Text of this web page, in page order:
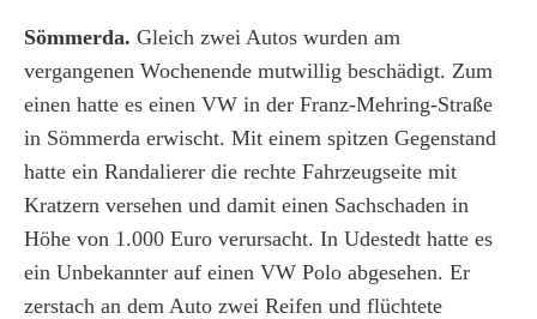
Sömmerda. Gleich zwei Autos wurden am
vergangenen Wochenende mutwillig beschädigt. Zum
einen hatte es einen VW in der Franz-Mehring-Straße
in Sömmerda erwischt. Mit einem spitzen Gegenstand
hatte ein Randalierer die rechte Fahrzeugseite mit
Kratzern versehen und damit einen Sachschaden in
Höhe von 1.000 Euro verursacht. In Udestedt hatte es
ein Unbekannter auf einen VW Polo abgesehen. Er
zerstach an dem Auto zwei Reifen und flüchtete